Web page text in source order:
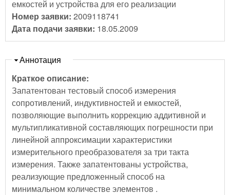
емкостей и устройства для его реализации
Номер заявки: 2009118741
Дата подачи заявки: 18.05.2009
Скрыть
Аннотация
Краткое описание:
Запатентован тестовый способ измерения
сопротивлений, индуктивностей и емкостей,
позволяющие выполнить коррекцию аддитивной и
мультипликативной составляющих погрешности при
линейной аппроксимации характеристики
измерительного преобразователя за три такта
измерения. Также запатентованы устройства,
реализующие предложенный способ на
минимальном количестве элементов .